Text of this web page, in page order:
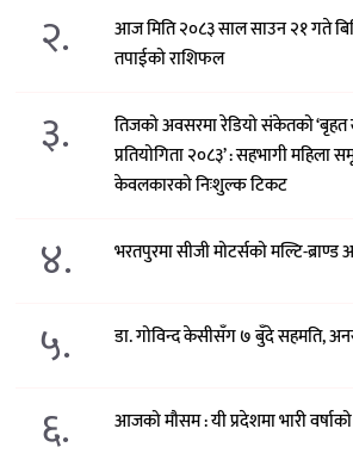
२.
आज मिति २०८३ साल साउन २१ गते
तपाईको राशिफल
३.
तिजको अवसरमा रेडियो संकेतको
प्रतियोगिता २०८३’ : सहभागी महिला
केवलकारको निःशुल्क टिकट
४. भरतपुरमा सीजी मोटर्सको मल्टि-
५. डा. गोविन्द केसीसँग ७ बुँदे सहमति,
६. आजको मौसम : यी प्रदेशमा भारी